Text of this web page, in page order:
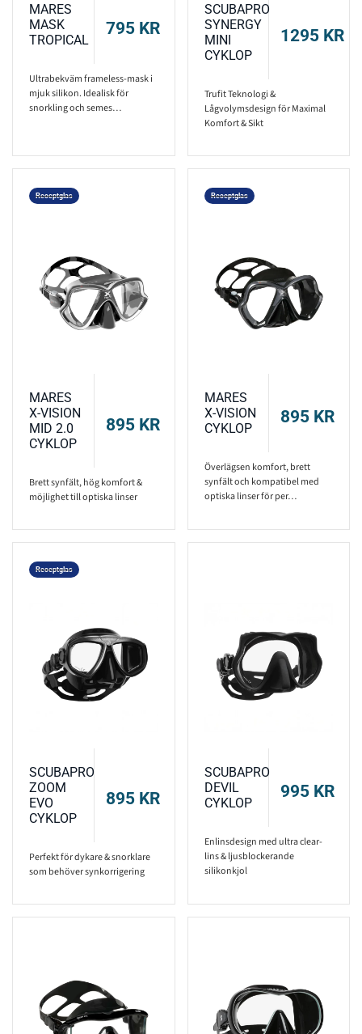
MARES
MASK
TROPICAL
795 KR
Ultrabekväm frameless-mask i
mjuk silikon. Idealisk för
snorkling och semes…
SCUBAPRO
SYNERGY
MINI
CYKLOP
1295 KR
Trufit Teknologi &
Lågvolymsdesign för Maximal
Komfort & Sikt
Receptglas
MARES
X-VISION
MID 2.0
CYKLOP
895 KR
Brett synfält, hög komfort &
möjlighet till optiska linser
Receptglas
MARES
X-VISION
CYKLOP
895 KR
Överlägsen komfort, brett
synfält och kompatibel med
optiska linser för per…
Receptglas
SCUBAPRO
ZOOM
EVO
CYKLOP
895 KR
Perfekt för dykare & snorklare
som behöver synkorrigering
SCUBAPRO
DEVIL
CYKLOP
995 KR
Enlinsdesign med ultra clear-
lins & ljusblockerande
silikonkjol